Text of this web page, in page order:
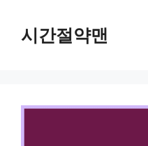
시간절약맨